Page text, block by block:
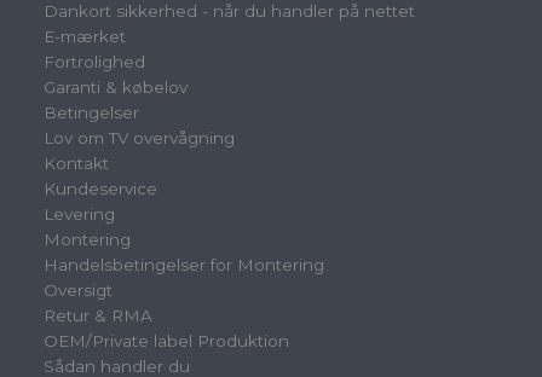
Dankort sikkerhed - når du handler på nettet
E-mærket
Fortrolighed
Garanti & købelov
Betingelser
Lov om TV overvågning
Kontakt
Kundeservice
Levering
Montering
Handelsbetingelser for Montering
Oversigt
Retur & RMA
OEM/Private label Produktion
Sådan handler du